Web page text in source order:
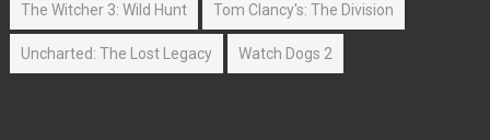
The Witcher 3: Wild Hunt Tom Clancy's: The Division
Uncharted: The Lost Legacy Watch Dogs 2